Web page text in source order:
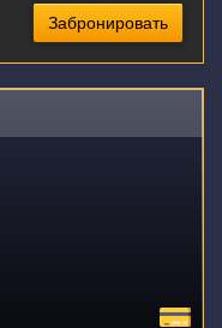
Забронировать